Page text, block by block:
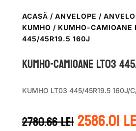
ACASĂ / ANVELOPE /
KUMHO / KUMHO-CAMIOANE
445/45R19.5 160J
KUMHO-CAMIOANE LT03
KUMHO LT03 445/45R19.5 160J/
2780.66leiPrețul
2586.01